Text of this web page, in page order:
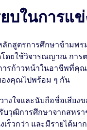
บในการแ
กสูตรการศึกษาข้ามพ
ดยใช้วิจารณญาณ การ
รก้าวหน้าในอาชีพที่คุ
งคุณไปพร้อม ๆ กัน
งใจและนับถือชื่อเสียง
วุฒิการศึกษาจากสหร
เร็วกว่า และมีรายได้ม